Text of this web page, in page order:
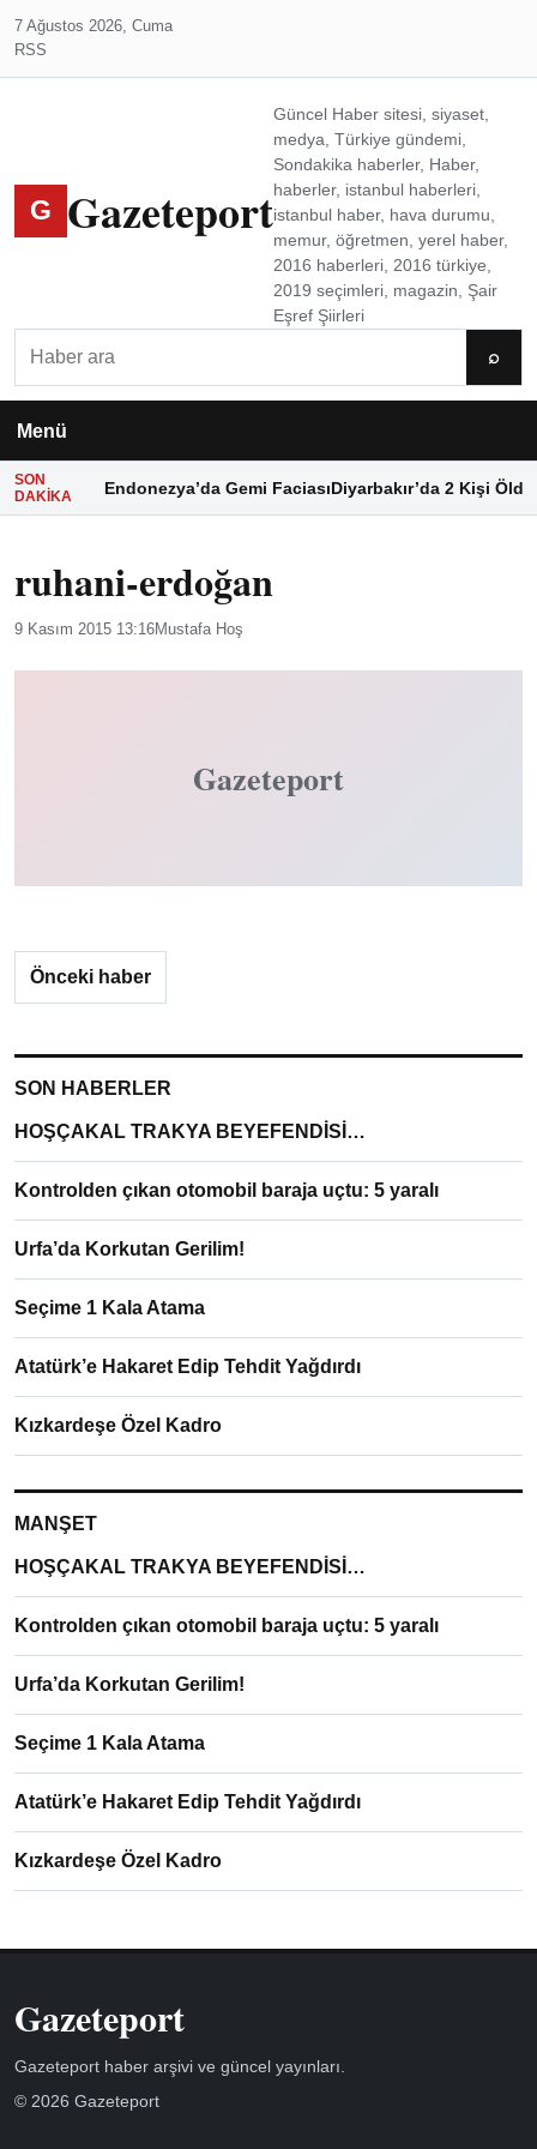
7 Ağustos 2026, Cuma
RSS
G Gazeteport
Güncel Haber sitesi, siyaset,
medya, Türkiye gündemi,
Sondakika haberler, Haber,
haberler, istanbul haberleri,
istanbul haber, hava durumu,
memur, öğretmen, yerel haber,
2016 haberleri, 2016 türkiye,
2019 seçimleri, magazin, Şair
Eşref Şiirleri
⌕
Menü
SON
DAKIKA
Endonezya’da Gemi FaciasıDiyarbakır’da 2 Kişi Öldü
ruhani-erdoğan
9 Kasım 2015 13:16Mustafa Hoş
Gazeteport
Önceki haber
SON HABERLER
HOŞÇAKAL TRAKYA BEYEFENDİSİ…
Kontrolden çıkan otomobil baraja uçtu: 5 yaralı
Urfa’da Korkutan Gerilim!
Seçime 1 Kala Atama
Atatürk’e Hakaret Edip Tehdit Yağdırdı
Kızkardeşe Özel Kadro
MANŞET
HOŞÇAKAL TRAKYA BEYEFENDİSİ…
Kontrolden çıkan otomobil baraja uçtu: 5 yaralı
Urfa’da Korkutan Gerilim!
Seçime 1 Kala Atama
Atatürk’e Hakaret Edip Tehdit Yağdırdı
Kızkardeşe Özel Kadro
Gazeteport
Gazeteport haber arşivi ve güncel yayınları.
© 2026 Gazeteport